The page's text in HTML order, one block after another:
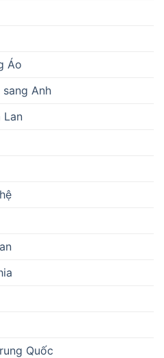
Áo
Anh
Lan
Quốc